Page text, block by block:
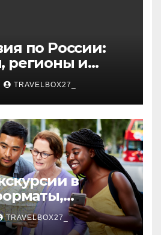
по России:
регионы и
поездок
TRAVELBOX27_
в
особенности
TRAVELBOX27_